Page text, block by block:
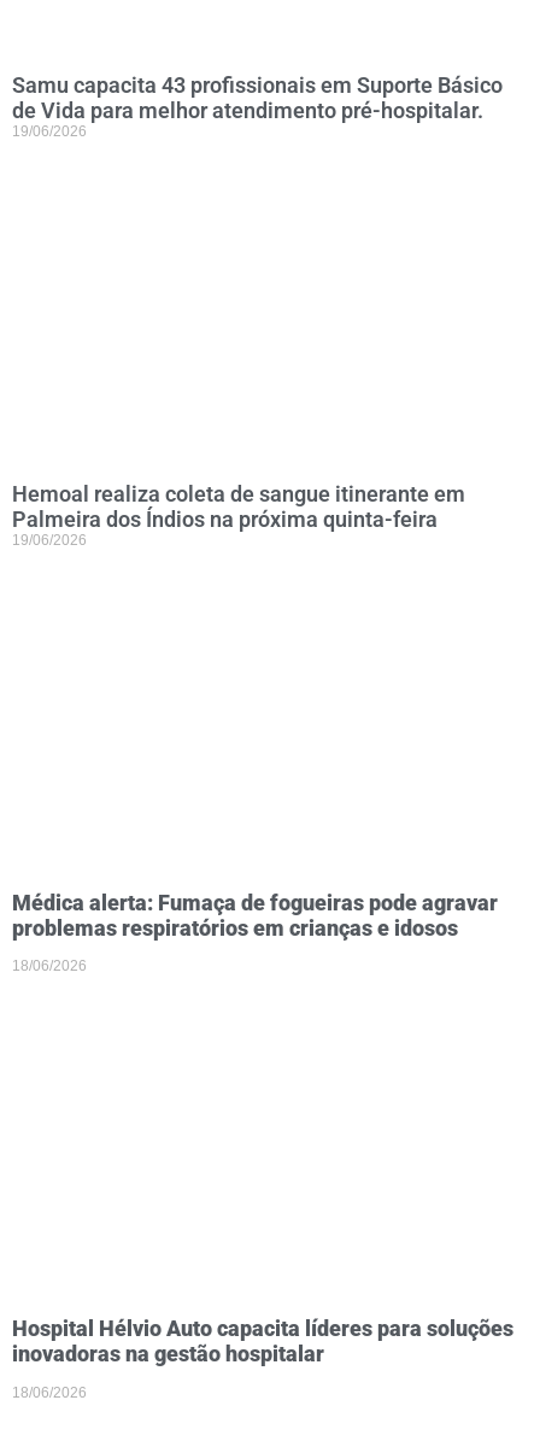
Samu capacita 43 profissionais em Suporte Básico
de Vida para melhor atendimento pré-hospitalar.
19/06/2026
Hemoal realiza coleta de sangue itinerante em
Palmeira dos Índios na próxima quinta-feira
19/06/2026
Médica alerta: Fumaça de fogueiras pode agravar
problemas respiratórios em crianças e idosos
18/06/2026
Hospital Hélvio Auto capacita líderes para soluções
inovadoras na gestão hospitalar
18/06/2026